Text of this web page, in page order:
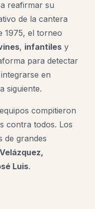
reafirmar su
de la cantera
1975, el torneo
, infantiles y
para detectar
en
siguiente.
compitieron
contra todos. Los
de grandes
Luis.